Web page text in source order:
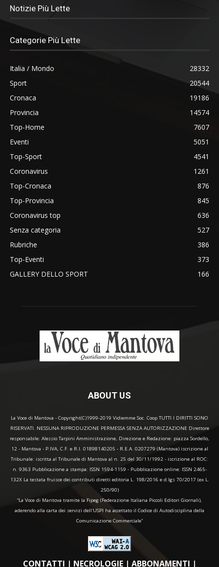
Notizie Più Lette
Categorie Più Lette
Italia / Mondo
28332
Sport
20544
Cronaca
19186
Provincia
14574
Top-Home
7607
Eventi
5051
Top-Sport
4541
Coronavirus
1261
Top-Cronaca
876
Top-Provincia
845
Coronavirus top
636
Senza categoria
527
Rubriche
386
Top-Eventi
373
GALLERY DELLO SPORT
166
ABOUT US
La Voce di Mantova - Copyright(C)1999-2019 Vidiemme Soc. Coop TUTTI I DIRITTI SONO
RISERVATI. NESSUNA RIPRODUZIONE PERMESSA SENZA AUTORIZZAZIONE Direttore
responsabile: Alessio Tarpini Amministrazione, Direzione e Redazione: piazza Sordello,
12 - Mantova - P.IVA, C.F. e R.I. 01898140205 - R.E.A. 0207279 (Mantova) iscrizione al
Tribunale: iscritta al Tribunale di Mantova al n. 25 del 30/11/1992 - iscrizione al ROC:
n. 9363 Pubblicazione a stampa: ISSN 1594-1159 - Pubblicazione online: ISSN 2465-
132X La testata fruisce dei contributi diretti editoria L. 198/2016 e d.lgs 70/2017 (ex L.
250/90)
“La Voce di Mantova tramite la Fipeg (Federazione Italiana Piccoli Editori Giornali),
aderendo alla carta dei servizi dell'USPI ha accettato il Codice di Autodisciplina della
Comunicazione Commerciale"
CONTATTI | NECROLOGIE| ABBONAMENTI |